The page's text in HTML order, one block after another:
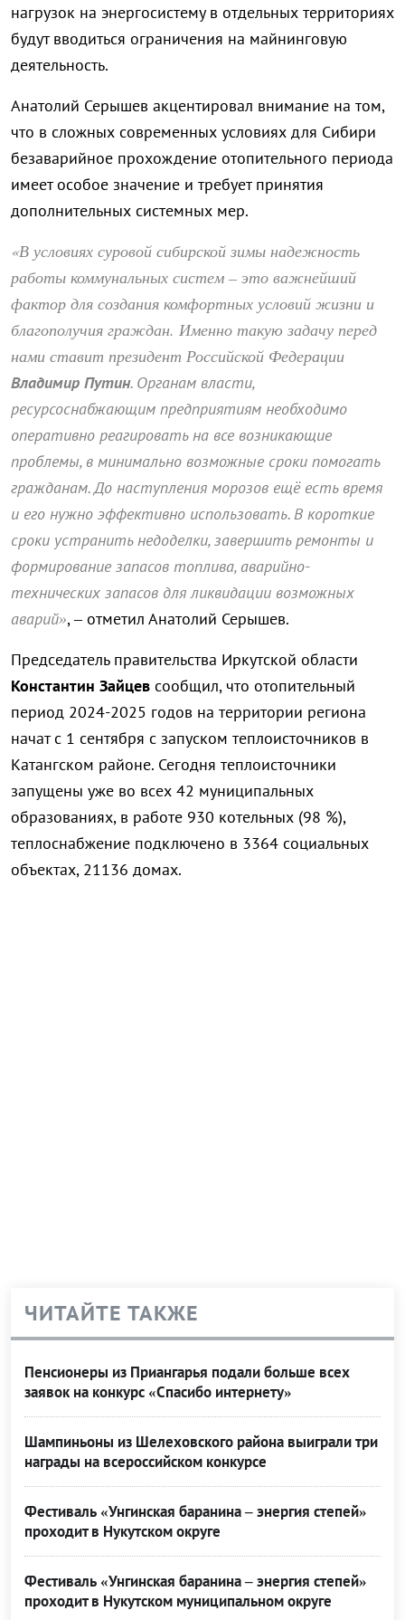
нагрузок на энергосистему в отдельных территориях
будут вводиться ограничения на майнинговую
деятельность.
Анатолий Серышев акцентировал внимание на том,
что в сложных современных условиях для Сибири
безаварийное прохождение отопительного периода
имеет особое значение и требует принятия
дополнительных системных мер.
«В условиях суровой сибирской зимы надежность
работы коммунальных систем – это важнейший
фактор для создания комфортных условий жизни и
благополучия граждан. Именно такую задачу перед
нами ставит президент Российской Федерации
Владимир Путин. Органам власти,
ресурсоснабжающим предприятиям необходимо
оперативно реагировать на все возникающие
проблемы, в минимально возможные сроки помогать
гражданам. До наступления морозов ещё есть время
и его нужно эффективно использовать. В короткие
сроки устранить недоделки, завершить ремонты и
формирование запасов топлива, аварийно-
технических запасов для ликвидации возможных
аварий», – отметил Анатолий Серышев.
Председатель правительства Иркутской области
Константин Зайцев сообщил, что отопительный
период 2024-2025 годов на территории региона
начат с 1 сентября с запуском теплоисточников в
Катангском районе. Сегодня теплоисточники
запущены уже во всех 42 муниципальных
образованиях, в работе 930 котельных (98 %),
теплоснабжение подключено в 3364 социальных
объектах, 21136 домах.
ЧИТАЙТЕ ТАКЖЕ
Пенсионеры из Приангарья подали больше всех
заявок на конкурс «Спасибо интернету»
Шампиньоны из Шелеховского района выиграли три
награды на всероссийском конкурсе
Фестиваль «Унгинская баранина – энергия степей»
проходит в Нукутском округе
Фестиваль «Унгинская баранина – энергия степей»
проходит в Нукутском муниципальном округе